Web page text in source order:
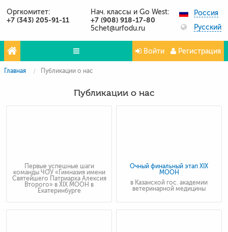
Оргкомитет: Нач. классы и Go West:
+7 (343) 205-91-11 +7 (908) 918-17-80
5chet@urfodu.ru
Россия
Русский
Олимпиады
Публикации о нас
Вопросы и ответы
Войти Регистрация
Главная Публикации о нас
Публикации о нас
Первые успешные шаги
команды ЧОУ «Гимназия имени
Святейшего Патриарха Алексия
Второго» в XIX МООН в
Екатеринбурге
Очный финальный этап XIX
МООН
в Казанской гос. академии
ветеринарной медицины